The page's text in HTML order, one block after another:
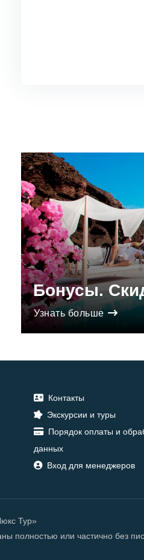
Бонусы.
Узнать больше
Контакты
Экскурсии и туры
Порядок оплаты и
данных
Вход для менеджеров
Тур»
полностью или частично без